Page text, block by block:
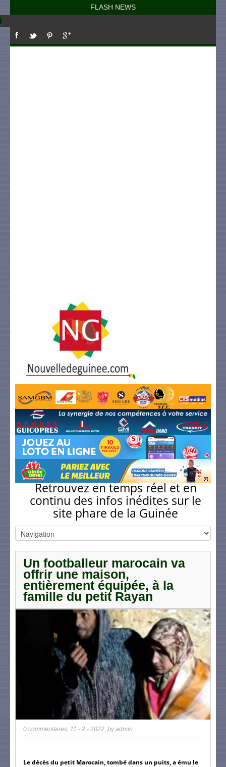
FLASH NEWS
Retrouvez en temps réel et en
continu des infos inédites sur le
site phare de la Guinée
Un footballeur marocain va
offrir une maison,
entièrement équipée, à la
famille du petit Rayan
0 commentaires, 11 - 2 - 2022, byadmin
Le décès du petit Marocain, tombé dans un puits, a ému le